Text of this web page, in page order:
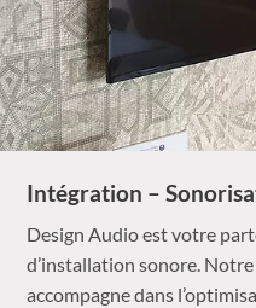
Intégration –
Design Audio est votre
d’installation sonore.
accompagne dans